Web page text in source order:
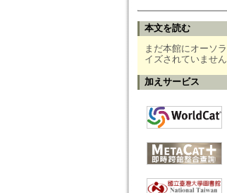
本文を読む
まだ本館にオーソラ
イズされていません
加えサービス